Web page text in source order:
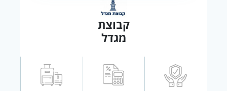
קבוצת
מגדל